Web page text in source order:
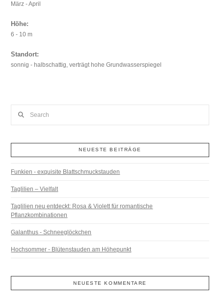
März - April
Höhe:
6 - 10 m
Standort:
sonnig - halbschattig, verträgt hohe Grundwasserspiegel
NEUESTE BEITRÄGE
Funkien - exquisite Blattschmuckstauden
Taglilien – Vielfalt
Taglilien neu entdeckt: Rosa & Violett für romantische
Pflanzkombinationen
Galanthus - Schneeglöckchen
Hochsommer - Blütenstauden am Höhepunkt
NEUESTE KOMMENTARE